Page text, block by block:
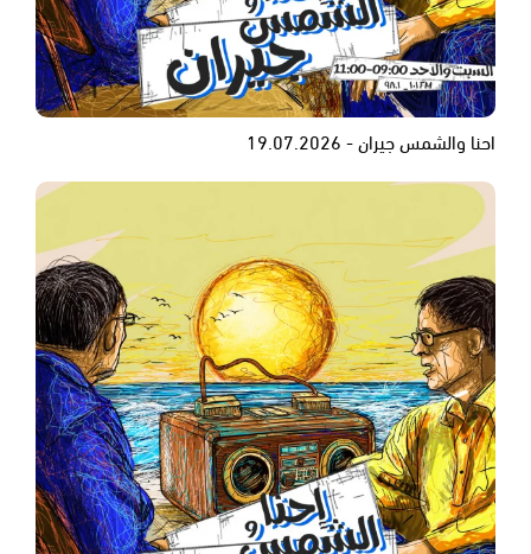
احنا والشمس جيران - 19.07.2026